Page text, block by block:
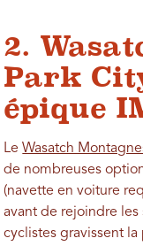
2.
Park
épique
LeWasatch
de nombreuses
(navette en voiture
avant de rejoindre
cyclistes gravissent